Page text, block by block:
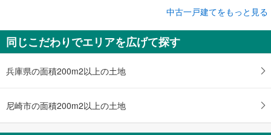
尼崎市金楽寺町2丁目
3,500万円
4LDK
土地面積 75.92m
中古一戸建てをもっと見る
同じこだわりでエリアを広げて探す
兵庫県の面積200m2以上の土地
尼崎市の面積200m2以上の土地